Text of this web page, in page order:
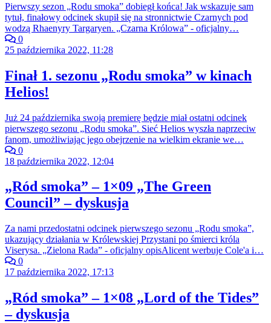
Pierwszy sezon „Rodu smoka” dobiegł końca! Jak wskazuje sam
tytuł, finałowy odcinek skupił się na stronnictwie Czarnych pod
wodzą Rhaenyry Targaryen. „Czarna Królowa” - oficjalny…
0
25 października 2022, 11:28
Finał 1. sezonu „Rodu smoka” w kinach
Helios!
Już 24 października swoją premierę będzie miał ostatni odcinek
pierwszego sezonu „Rodu smoka”. Sieć Helios wyszła naprzeciw
fanom, umożliwiając jego obejrzenie na wielkim ekranie we…
0
18 października 2022, 12:04
„Ród smoka” – 1×09 „The Green
Council” – dyskusja
Za nami przedostatni odcinek pierwszego sezonu „Rodu smoka”,
ukazujący działania w Królewskiej Przystani po śmierci króla
Viserysa. „Zielona Rada” - oficjalny opisAlicent werbuje Cole'a i…
0
17 października 2022, 17:13
„Ród smoka” – 1×08 „Lord of the Tides”
– dyskusja